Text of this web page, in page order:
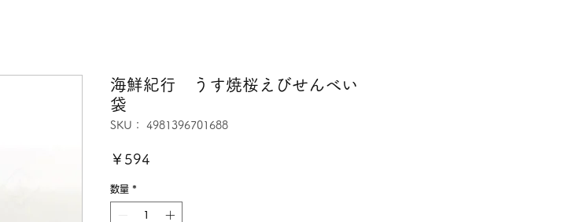
海鮮紀行 うす焼桜えびせんべい
袋
SKU： 4981396701688
￥594
数量 *